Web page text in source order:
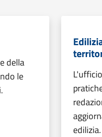
della
le
edilizia.